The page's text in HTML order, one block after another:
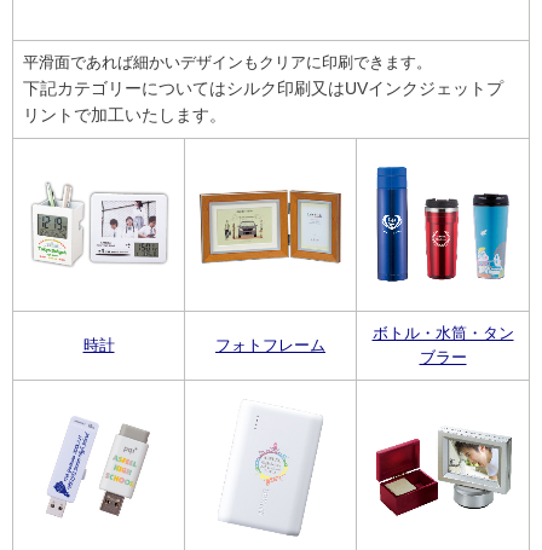
平滑面であれば細かいデザインもクリアに印刷できます。
下記カテゴリーについてはシルク印刷又はUVインクジェットプ
リントで加工いたします。
時計 フォトフレーム
ボトル・水筒・タン
ブラー